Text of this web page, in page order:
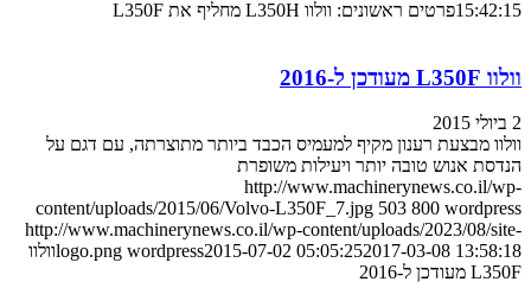
15:42:15פרטים ראשונים: וולוו L350H מחליף את L350F
וולוו L350F מעודכן ל-2016
2 ביולי 2015
וולוו מבצעת רענון מקיף למעמיס הכבד ביותר מתוצרתה, עם דגם על
הנדסת אנוש טובה יותר ויעילות משופרת
http://www.machinerynews.co.il/wp-
content/uploads/2015/06/Volvo-L350F_7.jpg 503 800 wordpress
http://www.machinerynews.co.il/wp-content/uploads/2023/08/site-
logo.png wordpress2015-07-02 05:05:252017-03-08 13:58:18
וולוו
L350F מעודכן ל-2016